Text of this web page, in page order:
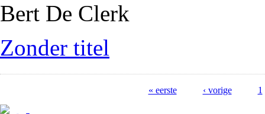
Bert De Clerk
Zonder titel
« eerste ‹ vorige 1